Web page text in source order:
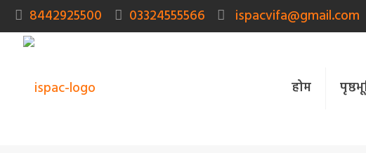
8442925500 03324555566 ispacvifa@gmail.com
होम